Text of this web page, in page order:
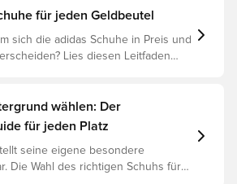
für jeden Geldbeutel
sich die adidas Schuhe in Preis und
Lies diesen Leitfaden
wählen: Der
für jeden Platz
seine eigene besondere
Die Wahl des richtigen Schuhs für